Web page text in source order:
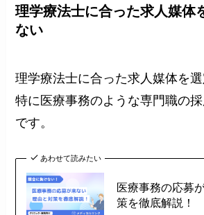
理学療法士に合った求人媒体
ない
理学療法士に合った求人媒体を選
特に医療事務のような専門職の
です。
あわせて読みたい
医療事務の応募
策を徹底解説！